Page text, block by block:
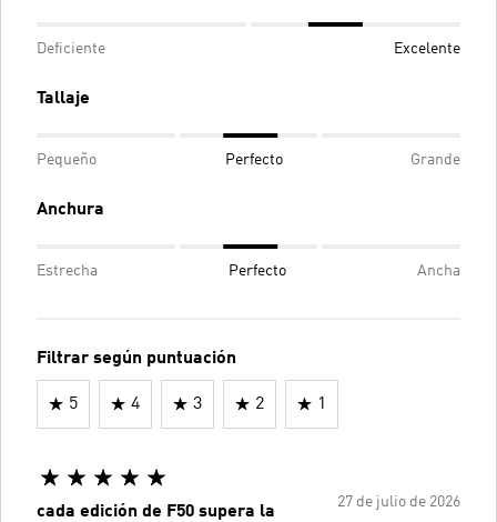
Deficiente Excelente
Tallaje
Pequeño Perfecto Grande
Anchura
Estrecha Perfecto Ancha
Filtrar según puntuación
5 4 3 2 1
27 de julio de 2026
cada edición de F50 supera la